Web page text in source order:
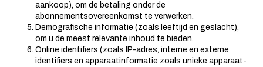
aankoop), om de betaling onder de
abonnementsovereenkomst te verwerken.
Demografische informatie (zoals leeftijd en geslacht),
om u de meest relevante inhoud te bieden.
Online identifiers (zoals IP-adres, interne en externe
identifiers en apparaatinformatie zoals unieke apparaat-